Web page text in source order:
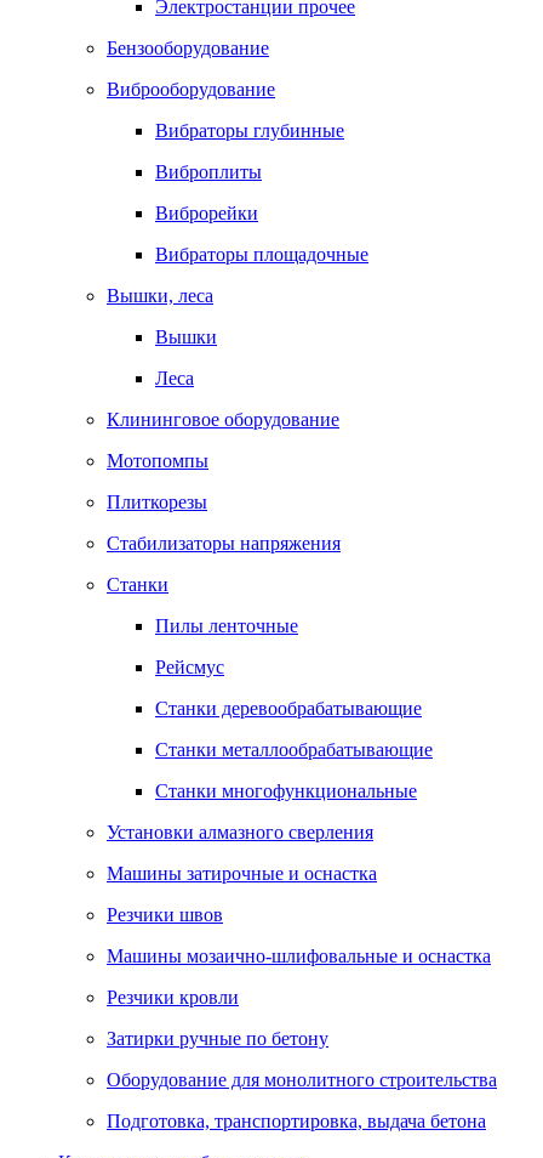
Электростанции прочее
Бензооборудование
Виброоборудование
Вибраторы глубинные
Виброплиты
Виброрейки
Вибраторы площадочные
Вышки, леса
Вышки
Леса
Клининговое оборудование
Мотопомпы
Плиткорезы
Стабилизаторы напряжения
Станки
Пилы ленточные
Рейсмус
Станки деревообрабатывающие
Станки металлообрабатывающие
Станки многофункциональные
Установки алмазного сверления
Машины затирочные и оснастка
Резчики швов
Машины мозаично-шлифовальные и оснастка
Резчики кровли
Затирки ручные по бетону
Оборудование для монолитного строительства
Подготовка, транспортировка, выдача бетона